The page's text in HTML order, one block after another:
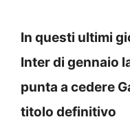
In questi ultimi
Inter di gennaio
punta a cedere
titolo definitivo